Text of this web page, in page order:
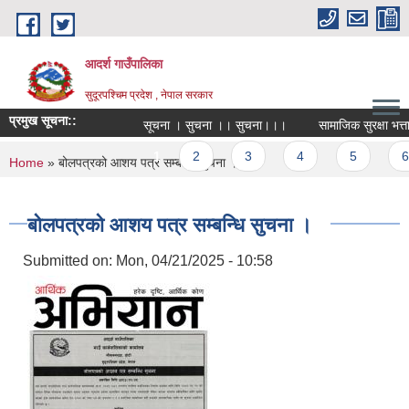
Skip to main content
आदर्श गाउँपालिका
सुदूरपश्चिम प्रदेश , नेपाल सरकार
प्रमुख सूचना:: सूचना । सुचना ।। सुचना।।। सामाजिक सुरक्षा
Pages
1 2 3
You are here
Home » बोलपत्रको आशय पत्र सम्बन्धि सुचना ।
बोलपत्रको आशय पत्र सम्बन्धि सुचना ।
Submitted on: Mon, 04/21/2025 - 10:58